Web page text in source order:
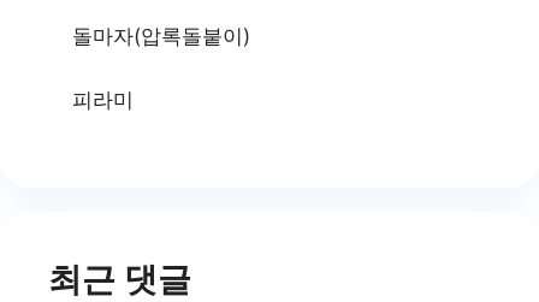
돌마자(압록돌붙이)
피라미
최근 댓글